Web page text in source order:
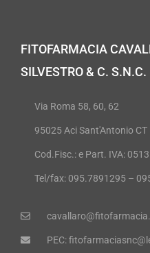
FITOFARMACIA
SILVESTRO & C. S.N.C.
Via Roma 58, 60, 62
95025 Aci Sant'Antonio CT
Cod.Fisc.: e Part. IVA:
Tel/fax: 095.7891295 –
PEC: